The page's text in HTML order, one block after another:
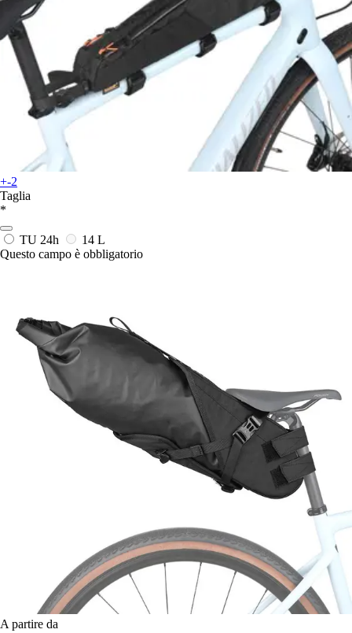
+-2
Taglia
*
TU 24h
14 L
Questo campo è obbligatorio
A partire da